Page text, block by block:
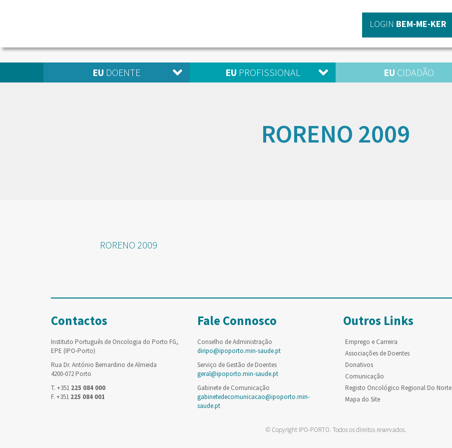
LOGIN BEM-ME-KER
EU DOENTE EU PROFISSIONAL EU CIDADÃO
RORENO 2009
RORENO 2009
Contactos
Instituto Português de Oncologia do Porto FG,
EPE (IPO-Porto)
Rua Dr. António Bernardino de Almeida
4200-072 Porto
T. +351 225 084 000
F. +351 225 084 001
Fale Connosco
Conselho de Administração
diripo@ipoporto.min-saude.pt
Serviço de Gestão de Doentes
geral@ipoporto.min-saude.pt
Gabinete de Comunicação
gabinetedecomunicacao@ipoporto.min-
saude.pt
Outros Links
Emprego e Carreira
Associações de Doentes
Donativos
Comunicação
Registo Oncológico Regional Do Norte
Mapa do Site
© Copyright IPO-PORTO. Todos os direitos reservados.